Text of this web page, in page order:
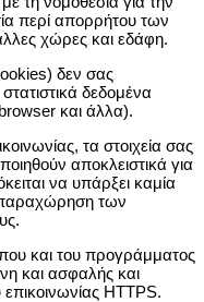
περί απορρήτου των
χώρες και εδάφη.
δεν σας
δεδομένα
και άλλα).
τα στοιχεία σας
αποκλειστικά για
να υπάρξει καμία
των
και του προγράμματος
και ασφαλής και
HTTPS.